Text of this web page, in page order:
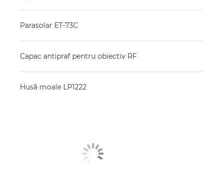
Parasolar ET-73C
Capac antipraf pentru obiectiv RF
Husă moale LP1222